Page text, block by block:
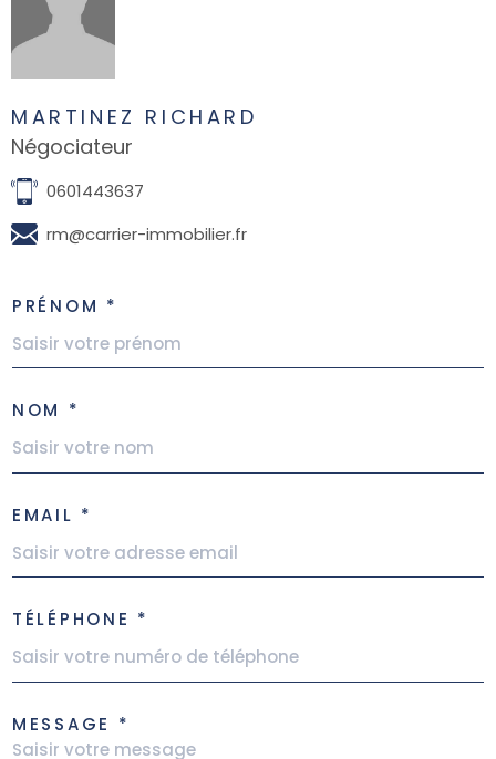
MARTINEZ RICHARD
Négociateur
0601443637
rm@carrier-immobilier.fr
PRÉNOM *
NOM *
EMAIL *
TÉLÉPHONE *
MESSAGE *